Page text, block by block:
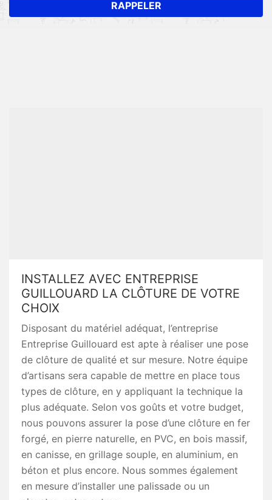
INSTALLEZ AVEC ENTREPRISE
GUILLOUARD LA CLÔTURE DE VOTRE
CHOIX
Disposant du matériel adéquat, l’entreprise
Entreprise Guillouard est apte à réaliser une pose
de clôture de qualité et sur mesure. Notre équipe
d’artisans sera capable de mettre en place tous
types de clôture, en y appliquant la technique la
plus adéquate. Selon vos goûts et votre budget,
nous pouvons assurer la pose d’une clôture en fer
forgé, en pierre naturelle, en PVC, en bois massif,
en canisse, en grillage souple, en aluminium, en
béton et plus encore. Nous sommes également
en mesure d’installer une palissade ou un